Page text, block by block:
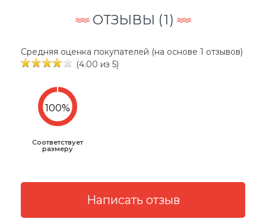
ОТЗЫВЫ (1)
Средняя оценка покупателей (на основе 1 отзывов)
(4.00 из 5)
Соответствует
размеру